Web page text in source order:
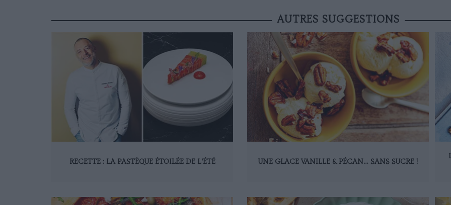
AUTRES SUGGESTIONS
RECETTE : LA PASTÈQUE ÉTOILÉE DE L’ÉTÉ UNE GLACE VANILLE & PÉCAN… SANS SUCRE !